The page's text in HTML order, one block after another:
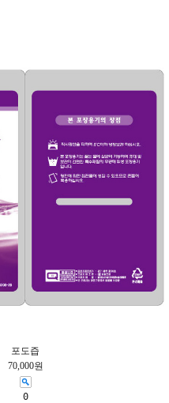
포도즙
70,000원
0